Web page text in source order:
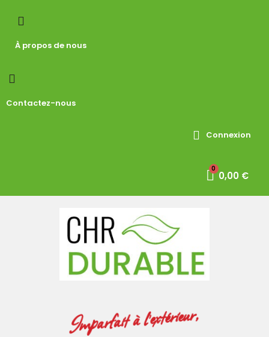
À propos de nous
Contactez-nous
Connexion
0,00 €
Imparfait à l'extérieur,